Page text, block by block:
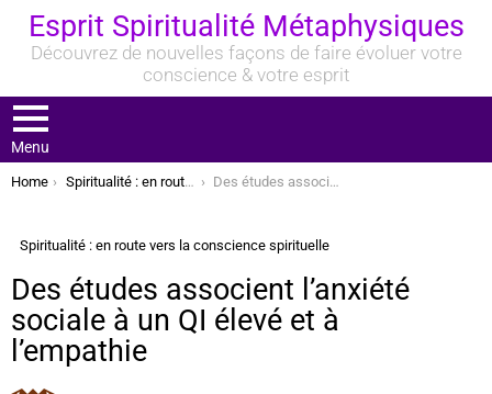
Esprit Spiritualité Métaphysiques
Découvrez de nouvelles façons de faire évoluer votre
conscience & votre esprit
Menu
You are here:
Home Spiritualité : en route vers la conscience spirituelle Des études associent l’anxiété sociale à un QI élevé et à l’empathie
Spiritualité : en route vers la conscience spirituelle
Des études associent l’anxiété
sociale à un QI élevé et à
l’empathie